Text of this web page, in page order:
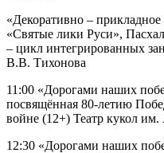
«Декоративно –
«Святые лики Руси»,
– цикл интегрированных
В.В. Тихонова
11:00 «Дорогами наших
посвящённая 80-летию
войне (12+) Театр кукол
12:30 «Дорогами наших